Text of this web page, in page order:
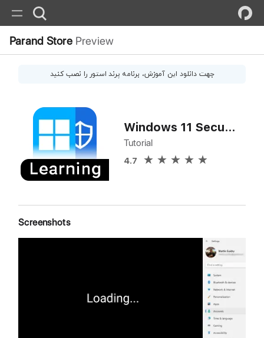
Parand Store Preview
جهت دانلود این آموزش، برنامه پرند استور را نصب کنید
Windows 11 Security
Tutorial
4.7
Screenshots